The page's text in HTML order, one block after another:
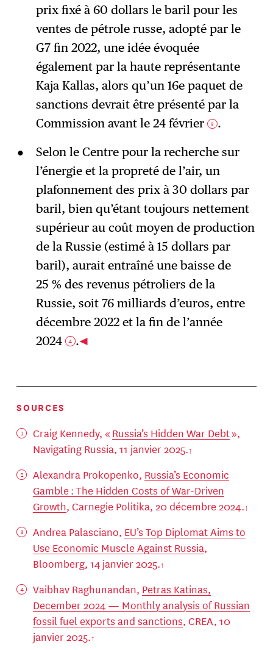
prix fixé à 60 dollars le baril pour les
ventes de pétrole russe, adopté par le
G7 fin 2022, une idée évoquée
également par la haute représentante
Kaja Kallas, alors qu’un 16e paquet de
sanctions devrait être présenté par la
Commission avant le 24 février
3 .
Selon le Centre pour la recherche sur
l’énergie et la propreté de l’air, un
plafonnement des prix à 30 dollars par
baril, bien qu’étant toujours nettement
supérieur au coût moyen de production
de la Russie (estimé à 15 dollars par
baril), aurait entraîné une baisse de
25 % des revenus pétroliers de la
Russie, soit 76 milliards d’euros, entre
décembre 2022 et la fin de l’année
2024
4 .
SOURCES
Craig Kennedy, « Russia’s Hidden War Debt»,
Navigating Russia, 11 janvier 2025.
Alexandra Prokopenko, Russia’s Economic
Gamble : The Hidden Costs of War-Driven
Growth, Carnegie Politika, 20 décembre 2024.
Andrea Palasciano, EU’s Top Diplomat Aims to
Use Economic Muscle Against Russia,
Bloomberg, 14 janvier 2025.
Vaibhav Raghunandan, Petras Katinas,
December 2024 — Monthly analysis of Russian
fossil fuel exports and sanctions, CREA, 10
janvier 2025.